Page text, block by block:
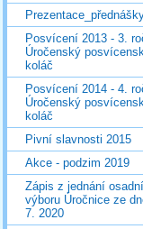
Posvícení 2013 - 3.
Úročenský
koláč
Posvícení 2014 - 4.
Úročenský
koláč
Pivní slavnosti 2015
Akce - podzim 2019
Zápis z jednání
výboru Úročnice ze
7. 2020